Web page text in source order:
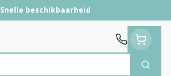
Snelle beschikbaarheid
Zoek